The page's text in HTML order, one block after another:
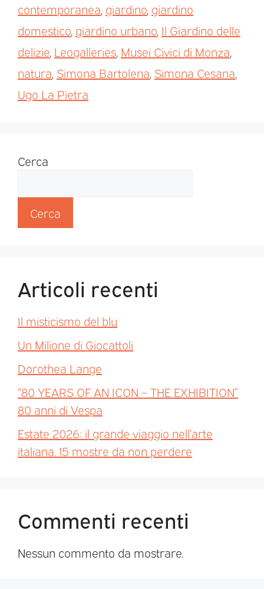
contemporanea giardino giardino
domestico giardino urbano Il Giardino delle
delizie Leogalleries Musei Civici di Monza
natura Simona Bartolena Simona Cesana
Ugo La Pietra
Cerca
Cerca
Articoli recenti
Il misticismo del blu
Un Milione di Giocattoli
Dorothea Lange
“80 YEARS OF AN ICON – THE EXHIBITION”
80 anni di Vespa
Estate 2026: il grande viaggio nell’arte
italiana. 15 mostre da non perdere
Commenti recenti
Nessun commento da mostrare.